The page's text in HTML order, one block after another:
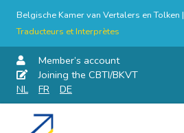
Belgische Kamer van Vertalers en Tolken |
Traducteurs et Interprètes
Member’s account
Joining the CBTI/BKVT
NL
FR DE